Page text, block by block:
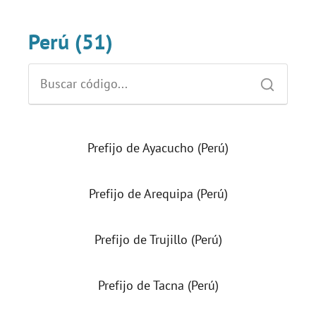
Perú (51)
Prefijo de Ayacucho (Perú)
Prefijo de Arequipa (Perú)
Prefijo de Trujillo (Perú)
Prefijo de Tacna (Perú)